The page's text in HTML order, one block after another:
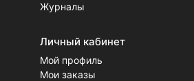
Журналы
Личный кабинет
Мой профиль
Мои заказы